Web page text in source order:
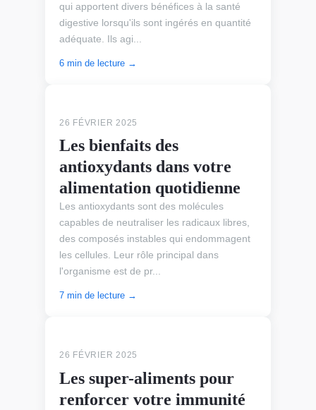
qui apportent divers bénéfices à la santé
digestive lorsqu'ils sont ingérés en quantité
adéquate. Ils agi...
6 min de lecture →
26 FÉVRIER 2025
Les bienfaits des
antioxydants dans votre
alimentation quotidienne
Les antioxydants sont des molécules
capables de neutraliser les radicaux libres,
des composés instables qui endommagent
les cellules. Leur rôle principal dans
l'organisme est de pr...
7 min de lecture →
26 FÉVRIER 2025
Les super-aliments pour
renforcer votre immunité